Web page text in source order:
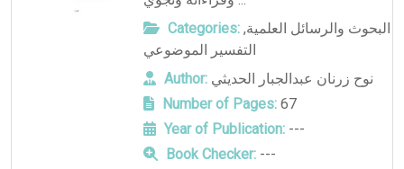
Categories: البحوث والرسائل العلمية,
التفسير الموضوعي
Author: نوح زرنان عبدالجبار الحديثي
Number of Pages:67
Year of Publication:---
Book Checker:---